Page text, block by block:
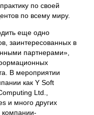
по своей
по всему миру.
еще одно
заинтересованных в
партнерами»,
В мероприятии
как Y Soft
Ltd.,
и много других